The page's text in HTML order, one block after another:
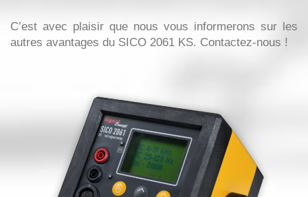
C’est avec plaisir que nous vous informerons sur les
autres avantages du SICO 2061 KS. Contactez-nous !